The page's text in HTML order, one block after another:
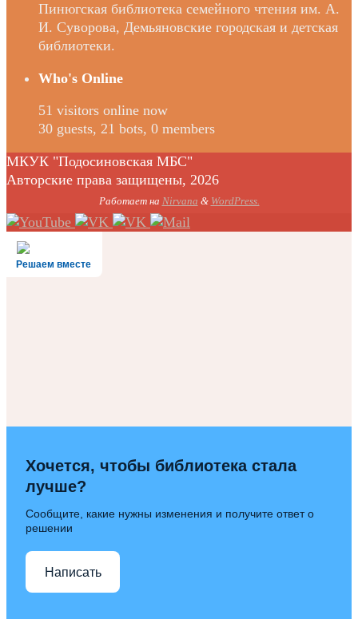
Пинюгская библиотека семейного чтения им. А.
И. Суворова, Демьяновские городская и детская
библиотеки.
Who's Online
51 visitors online now
30 guests, 21 bots, 0 members
МКУК "Подосиновская МБС"
Авторские права защищены, 2026
Работает на Nirvana & WordPress.
Решаем вместе
Хочется, чтобы библиотека стала
лучше?
Сообщите, какие нужны изменения и получите ответ о
решении
Написать